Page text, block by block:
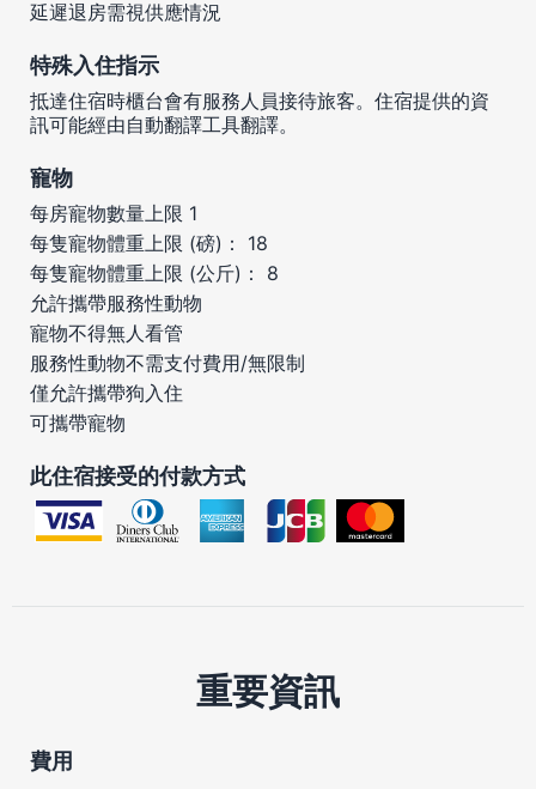
延遲退房需視供應情況
特殊入住指示
抵達住宿時櫃台會有服務人員接待旅客。住宿提供的資
訊可能經由自動翻譯工具翻譯。
寵物
每房寵物數量上限 1
每隻寵物體重上限 (磅)： 18
每隻寵物體重上限 (公斤)： 8
允許攜帶服務性動物
寵物不得無人看管
服務性動物不需支付費用/無限制
僅允許攜帶狗入住
可攜帶寵物
此住宿接受的付款方式
重要資訊
費用